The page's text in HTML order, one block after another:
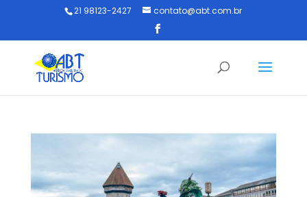
21 98123-2427 contato@abt.com.br